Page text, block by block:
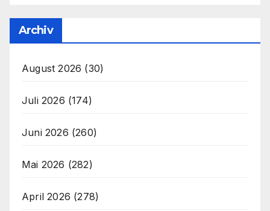
Archiv
August 2026 (30)
Juli 2026 (174)
Juni 2026 (260)
Mai 2026 (282)
April 2026 (278)